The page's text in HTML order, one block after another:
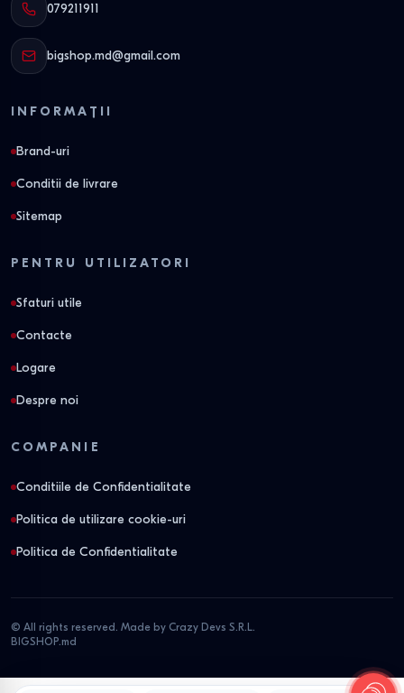
079211911
bigshop.md@gmail.com
INFORMAȚII
Brand-uri
Conditii de livrare
Sitemap
PENTRU UTILIZATORI
Sfaturi utile
Contacte
Logare
Despre noi
COMPANIE
Conditiile de Confidentialitate
Politica de utilizare cookie-uri
Politica de Confidentialitate
© All rights reserved. Made by Crazy Devs S.R.L.
BIGSHOP.md